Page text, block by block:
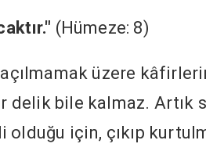
(Hümeze: 8)
açılmamak üzere
delik bile kalmaz. Artık
olduğu için, çıkıp